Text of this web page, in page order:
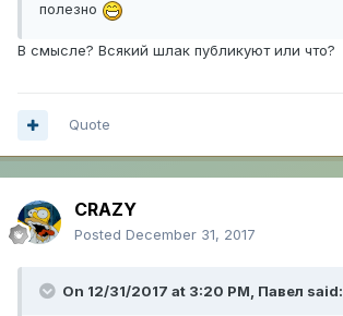
полезно
В смысле? Всякий шлак публикуют или что?
Quote
CRAZY
Posted December 31, 2017
On 12/31/2017 at 3:20 PM, Павел said: